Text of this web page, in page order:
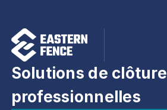
Solutions de clôture
professionnelles